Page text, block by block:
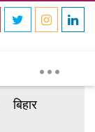
बिहार